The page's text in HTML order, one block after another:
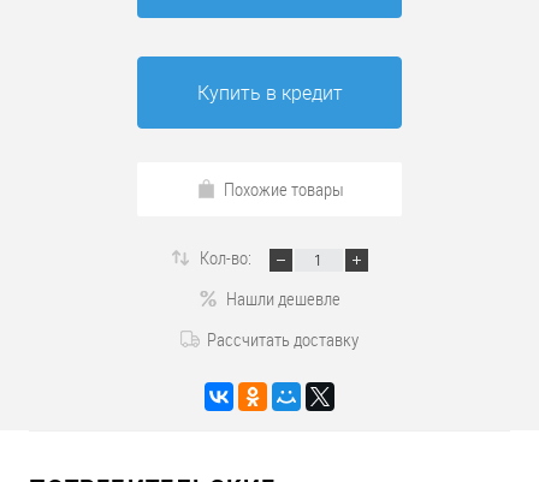
Купить в кредит
Похожие товары
Кол-во:
Нашли дешевле
Рассчитать доставку